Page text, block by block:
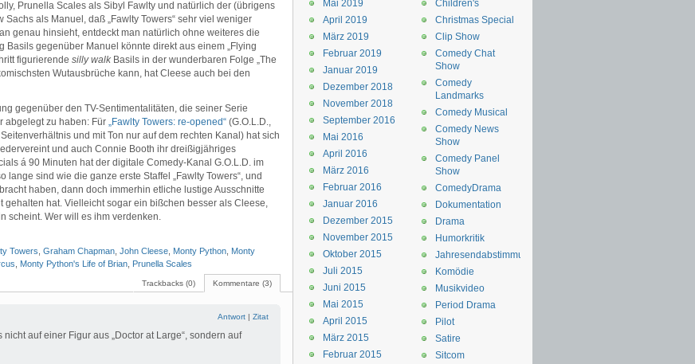
Prunella Scales als Sibyl Fawlty und natürlich der (übrigens
als Manuel, daß „Fawlty Towers“ sehr viel weniger
genau hinsieht, entdeckt man natürlich ohne weiteres die
Basils gegenüber Manuel könnte direkt aus einem „Flying
figurierende silly walk Basils in der wunderbaren Folge „The
Wutausbrüche kann, hat Cleese auch bei den
gegenüber den TV-Sentimentalitäten, die seiner Serie
abgelegt zu haben: Für „Fawlty Towers: re-opened“ (G.O.L.D.,
und mit Ton nur auf dem rechten Kanal) hat sich
und auch Connie Booth ihr dreißigjähriges
á 90 Minuten hat der digitale Comedy-Kanal G.O.L.D. im
lange sind wie die ganze erste Staffel „Fawlty Towers“, und
haben, dann doch immerhin etliche lustige Ausschnitte
hat. Vielleicht sogar ein bißchen besser als Cleese,
scheint. Wer will es ihm verdenken.
Towers Graham Chapman John Cleese Monty Python Monty
Monty Python's Life of Brian Prunella Scales
Kommentare (3)
Trackbacks (0)
Antwort | Zitat
auf einer Figur aus „Doctor at Large“, sondern auf
Children's
Christmas Special
Clip Show
Comedy Chat
Show
Comedy
Landmarks
Comedy Musical
Comedy News
Show
Comedy Panel
Show
ComedyDrama
Dokumentation
Drama
Humorkritik
Jahresendabstimmung
Komödie
Musikvideo
Period Drama
Pilot
Satire
Sitcom
Mai 2019
April 2019
März 2019
Februar 2019
Januar 2019
Dezember 2018
November 2018
September 2016
Mai 2016
April 2016
März 2016
Februar 2016
Januar 2016
Dezember 2015
November 2015
Oktober 2015
Juli 2015
Juni 2015
Mai 2015
April 2015
März 2015
Februar 2015